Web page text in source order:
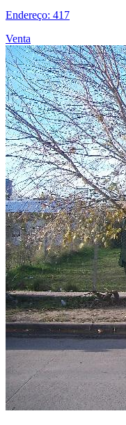
Endereço: 417
Venta